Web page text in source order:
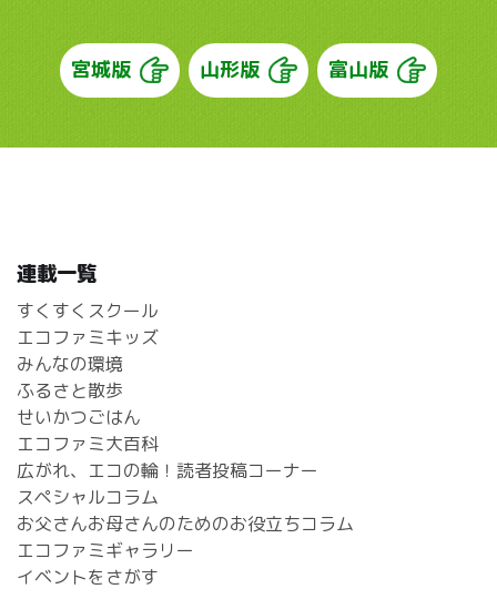
宮城版 山形版 富山版
連載一覧
すくすくスクール
エコファミキッズ
みんなの環境
ふるさと散歩
せいかつごはん
エコファミ大百科
広がれ、エコの輪！読者投稿コーナー
スペシャルコラム
お父さんお母さんのためのお役立ちコラム
エコファミギャラリー
イベントをさがす